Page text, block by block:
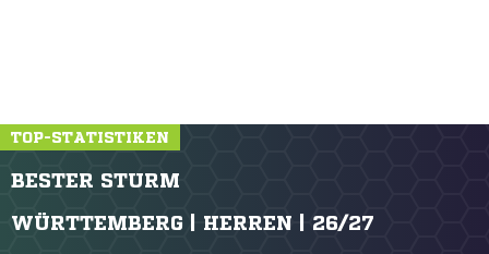
TOP-STATISTIKEN
BESTER STURM
WÜRTTEMBERG | HERREN | 26/27